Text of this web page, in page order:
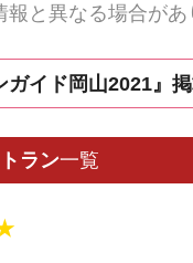
報と異なる場合があ
ガイド岡山2021』
ラン一覧